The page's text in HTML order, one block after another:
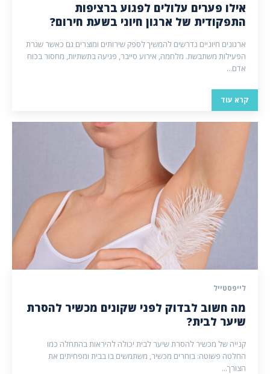
אילו פערים עלולים לפגוע ברציפות
התפקודית של ארגון חיוני בשעת חירום?
ארגונים חיוניים נדרשים להמשיך לספק שירותים ומוצרים גם כאשר שגרת
הפעילות משתבשת. מלחמה, אירוע סייבר, פגיעה בתשתיות, מחסור בכוח
אדם...
קרא עוד
לייפסטייל
מה חשוב לבדוק לפני שקונים מכשיר להסרת
שיער לבית?
קנייה של מכשיר להסרת שיער לבית יכולה להיראות בהתחלה כמו
החלטה פשוטה: בוחרים מכשיר, משתמשים בו בבית ומפחיתים את
הצורך...